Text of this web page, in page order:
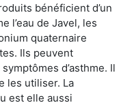
bénéficient d’un
l’eau de Javel, les
quaternaire
Ils peuvent
d’asthme. Il
les utiliser. La
est elle aussi